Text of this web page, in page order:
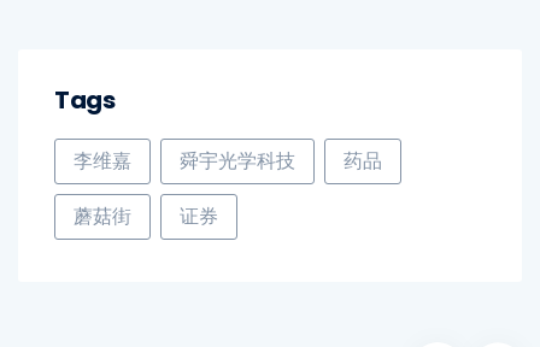
Tags
李维嘉 舜宇光学科技 药品
蘑菇街 证券